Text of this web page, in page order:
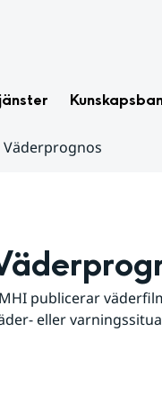
Väderprognos
publicerar
eller